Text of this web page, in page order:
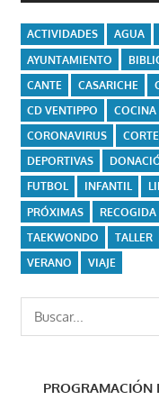
ACTIVIDADES AGUA
AYUNTAMIENTO
CANTE
CASARICHE
CD VENTIPPO
COCINA
CORONAVIRUS
CORTE
DEPORTIVAS
FUTBOL
INFANTIL
PRÓXIMAS
RECOGIDA
TAEKWONDO
TALLER
VERANO
VIAJE
Buscar:
PROGRAMACIÓN